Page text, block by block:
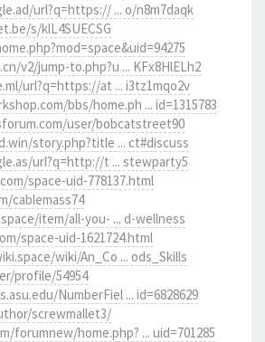
url?q=https:// ... o/n8m7daqk
s/klL4SUECSG
v2/jump-to.php?u ... KFx8HlELh2
url?q=https://at ... i3tz1mqo2v
bbs/home.ph ... id=1315783
user/bobcatstreet90
story.php?title ... ct#discuss
url?q=http://t ... stewparty5
space-uid-778137.html
cablemass74
item/all-you- ... d-wellness
space-uid-1621724.html
wiki/An_Co ... ods_Skills
profile/54954
NumberFiel ... id=6828629
screwmallet3/
forumnew/home.php? ... uid=701285